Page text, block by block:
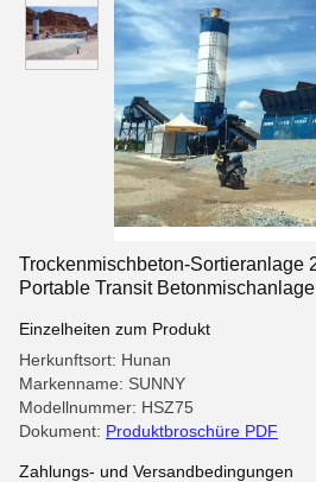
Trockenmischbeton-Sortieranlage
Portable Transit
Einzelheiten zum Produkt
Herkunftsort: Hunan
Markenname: SUNNY
Modellnummer: HSZ75
Dokument: Produktbroschüre PDF
Zahlungs- und Versandbedingungen